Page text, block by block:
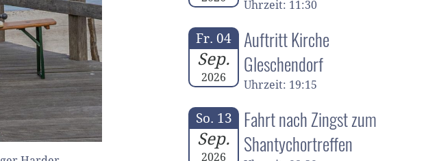
Uhrzeit: 11:30
Fr. 04
Sep.
2026
Auftritt Kirche
Gleschendorf
Uhrzeit: 19:15
So. 13
Sep.
2026
Fahrt nach Zingst zum
Shantychortreffen